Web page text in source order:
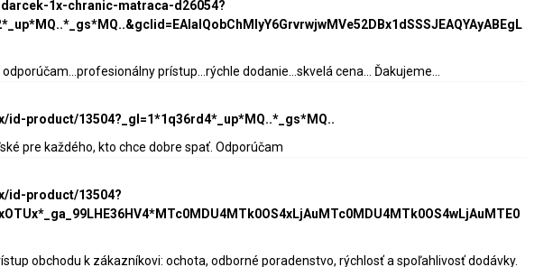
1x-chranic-matraca-d26054?
prístup...rýchle dodanie...skvelá cena... Ďakujeme...
product/13504?_gl=1*1q36rd4*_up*MQ..*_gs*MQ..
pre každého, kto chce dobre spať. Odporúčam
id-product/13504?
obchodu k zákazníkovi: ochota, odborné poradenstvo, rýchlosť a spoľahlivosť dodávky.